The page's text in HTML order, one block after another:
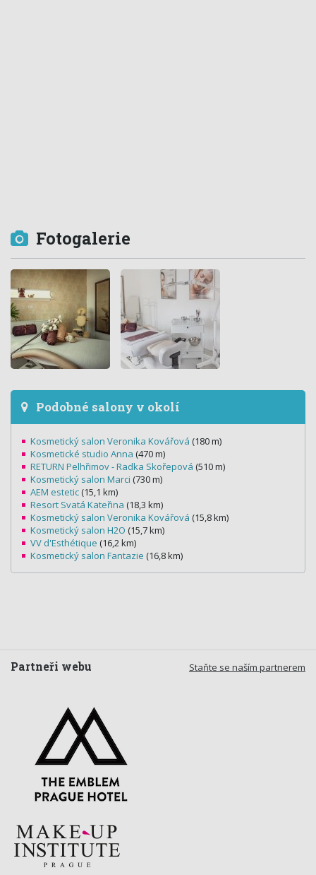
Fotogalerie
Podobné salony v okolí
Kosmetický salon Veronika Kovářová (180 m)
Kosmetické studio Anna (470 m)
RETURN Pelhřimov - Radka Skořepová (510 m)
Kosmetický salon Marci (730 m)
AEM estetic (15,1 km)
Resort Svatá Kateřina (18,3 km)
Kosmetický salon Veronika Kovářová (15,8 km)
Kosmetický salon H2O (15,7 km)
VV d'Esthétique (16,2 km)
Kosmetický salon Fantazie (16,8 km)
Staňte se naším partnerem
Partneři webu